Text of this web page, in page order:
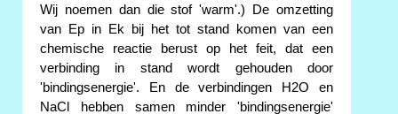
Wij noemen dan die stof 'warm'.) De omzetting
van Ep in Ek bij het tot stand komen van een
chemische reactie berust op het feit, dat een
verbinding in stand wordt gehouden door
'bindingsenergie'. En de verbindingen H2O en
NaCl hebben samen minder 'bindingsenergie'